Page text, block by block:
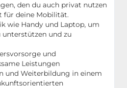
den du auch privat nutzen
für deine Mobilität.
wie Handy und Laptop, um
und zu
und
Leistungen
und Weiterbildung in einem